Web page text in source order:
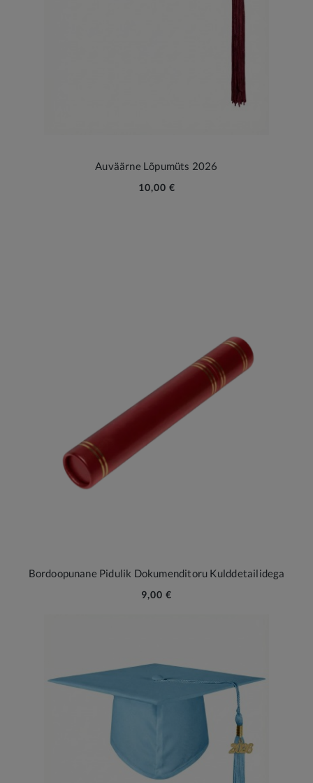
Auväärne Lõpumüts 2026
10,00 €
Bordoopunane Pidulik Dokumenditoru Kulddetailidega
9,00 €